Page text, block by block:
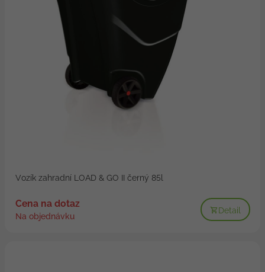
Vozík zahradní LOAD & GO II černý 85l
Cena na dotaz
Na objednávku
Detail